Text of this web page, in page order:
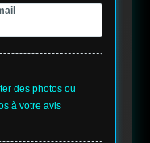
des photos ou
à votre avis